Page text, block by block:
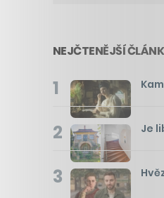
NEJČTENĚJŠÍ
1
2 Je
3